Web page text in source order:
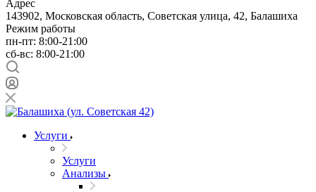
Адрес
143902, Московская область, Советская улица, 42, Балашиха
Режим работы
пн-пт: 8:00-21:00
сб-вс: 8:00-21:00
Услуги
Услуги
Анализы